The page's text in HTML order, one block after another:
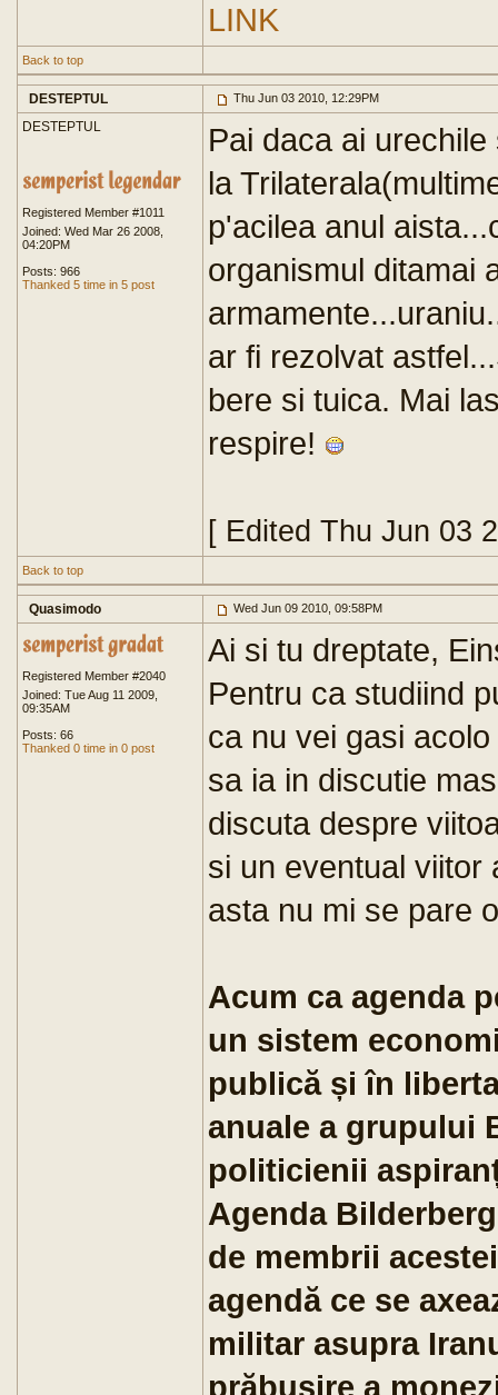
LINK
Back to top
DESTEPTUL Thu Jun 03 2010, 12:29PM
DESTEPTUL
Registered Member #1011
Joined: Wed Mar 26 2008,
04:20PM
Posts: 966
Thanked 5 time in 5 post
Pai daca ai
la
p'acilea anul
organismul ditamai
ar fi rezolvat
bere si tuica. Mai
respire!
[ Edited Thu Jun 03
Back to top
Quasimodo Wed Jun 09 2010, 09:58PM
Registered Member #2040
Joined: Tue Aug 11 2009,
09:35AM
Posts: 66
Thanked 0 time in 0 post
Ai si tu dreptate,
Pentru ca studiind
ca nu vei gasi
sa ia in discutie
discuta despre
si un eventual viitor
asta nu mi se pare
Acum ca agenda
un sistem
publică și în
anuale a grupului
politicienii
Agenda
de membrii
agendă ce se
militar asupra
prăbușire a